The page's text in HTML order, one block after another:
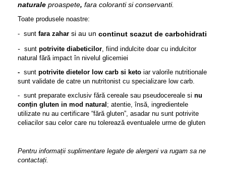
naturale proaspete, fara coloranti si conservanti.
Toate produsele noastre:
- sunt fara zahar si au un continut scazut de carbohidrati
- sunt potrivite diabeticilor, fiind indulcite doar cu indulcitor
natural fără impact în nivelul glicemiei
- sunt potrivite dietelor low carb si keto iar valorile nutritionale
sunt validate de catre un nutritonist cu specializare low carb.
- sunt preparate exclusiv fără cereale sau pseudocereale si nu
conțin gluten in mod natural ; atentie, însă, ingredientele
utilizate nu au certificare “fără gluten”, asadar nu sunt potrivite
celiacilor sau celor care nu tolerează eventualele urme de gluten
Pentru informații suplimentare legate de alergeni va rugam sa ne
contactați.